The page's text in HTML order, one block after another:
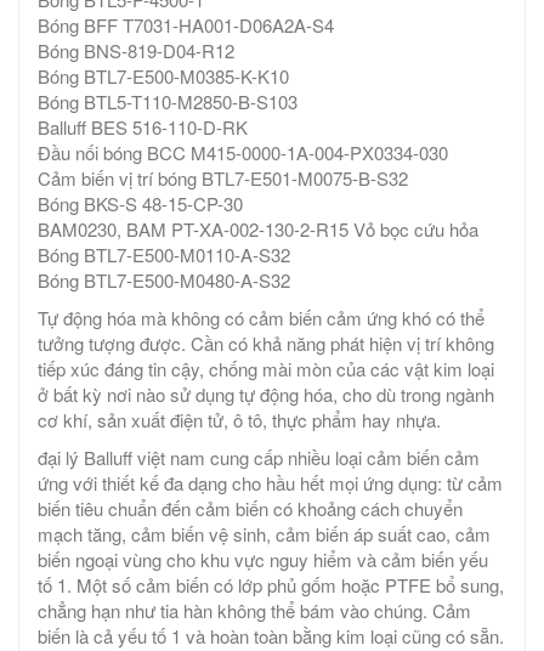
Bóng BFF T7031-HA001-D06A2A-S4
Bóng BNS-819-D04-R12
Bóng BTL7-E500-M0385-K-K10
Bóng BTL5-T110-M2850-B-S103
Balluff BES 516-110-D-RK
Đầu nối bóng BCC M415-0000-1A-004-PX0334-030
Cảm biến vị trí bóng BTL7-E501-M0075-B-S32
Bóng BKS-S 48-15-CP-30
BAM0230, BAM PT-XA-002-130-2-R15 Vỏ bọc cứu hỏa
Bóng BTL7-E500-M0110-A-S32
Bóng BTL7-E500-M0480-A-S32
Tự động hóa mà không có cảm biến cảm ứng khó có thể
tưởng tượng được. Cần có khả năng phát hiện vị trí không
tiếp xúc đáng tin cậy, chống mài mòn của các vật kim loại
ở bất kỳ nơi nào sử dụng tự động hóa, cho dù trong ngành
cơ khí, sản xuất điện tử, ô tô, thực phẩm hay nhựa.
đại lý Balluff việt nam cung cấp nhiều loại cảm biến cảm
ứng với thiết kế đa dạng cho hầu hết mọi ứng dụng: từ cảm
biến tiêu chuẩn đến cảm biến có khoảng cách chuyển
mạch tăng, cảm biến vệ sinh, cảm biến áp suất cao, cảm
biến ngoại vùng cho khu vực nguy hiểm và cảm biến yếu
tố 1. Một số cảm biến có lớp phủ gốm hoặc PTFE bổ sung,
chẳng hạn như tia hàn không thể bám vào chúng. Cảm
biến là cả yếu tố 1 và hoàn toàn bằng kim loại cũng có sẵn.